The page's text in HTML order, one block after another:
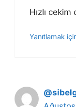
Hızlı
Yanıtlamak